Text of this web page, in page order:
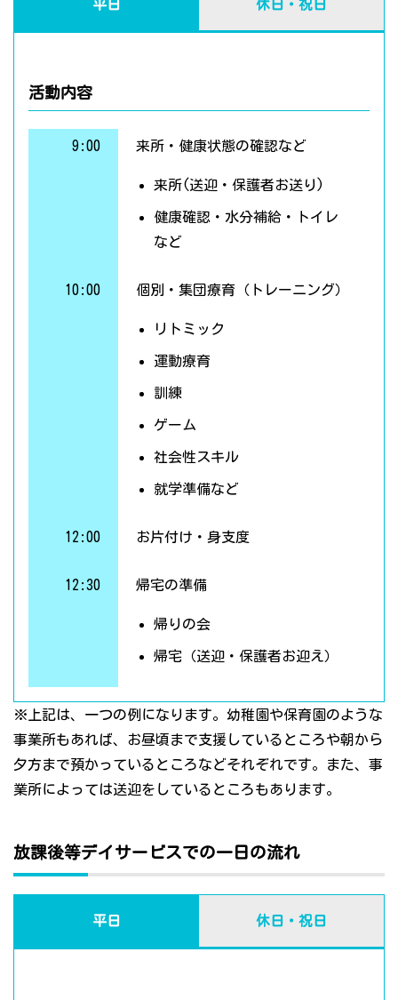
平日 休日・祝日
活動内容
9:00 来所・健康状態の確認など
来所(送迎・保護者お送り)
健康確認・水分補給・トイレ
など
10:00 個別・集団療育（トレーニング）
リトミック
運動療育
訓練
ゲーム
社会性スキル
就学準備など
12:00 お片付け・身支度
12:30 帰宅の準備
帰りの会
帰宅（送迎・保護者お迎え）
※上記は、一つの例になります。幼稚園や保育園のような
事業所もあれば、お昼頃まで支援しているところや朝から
夕方まで預かっているところなどそれぞれです。また、事
業所によっては送迎をしているところもあります。
放課後等デイサービスでの一日の流れ
平日 休日・祝日